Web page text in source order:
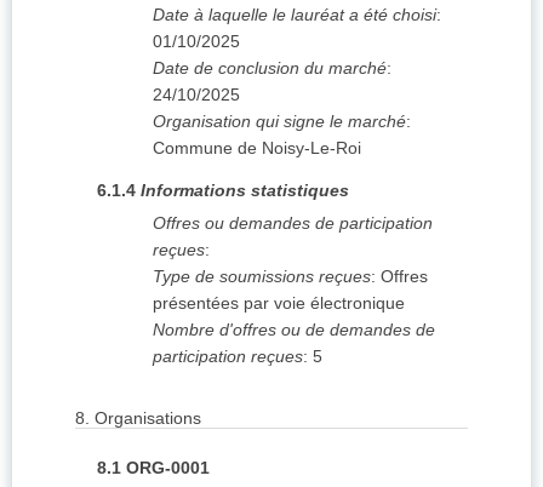
Date à laquelle le lauréat a été choisi:
01/10/2025
Date de conclusion du marché:
24/10/2025
Organisation qui signe le marché:
Commune de Noisy-Le-Roi
6.1.4 Informations statistiques
Offres ou demandes de participation
reçues:
Type de soumissions reçues: Offres
présentées par voie électronique
Nombre d'offres ou de demandes de
participation reçues: 5
8. Organisations
8.1 ORG-0001